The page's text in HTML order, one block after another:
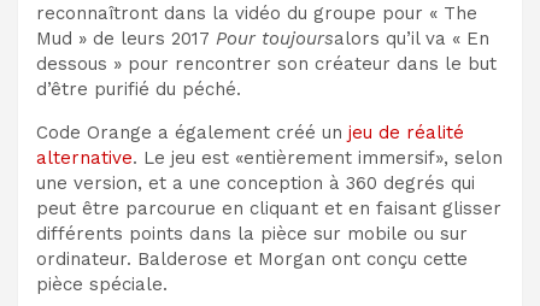
reconnaîtront dans la vidéo du groupe pour « The
Mud » de leurs 2017 Pour toujoursalors qu’il va « En
dessous » pour rencontrer son créateur dans le but
d’être purifié du péché.
Code Orange a également créé un jeu de réalité
alternative. Le jeu est «entièrement immersif», selon
une version, et a une conception à 360 degrés qui
peut être parcourue en cliquant et en faisant glisser
différents points dans la pièce sur mobile ou sur
ordinateur. Balderose et Morgan ont conçu cette
pièce spéciale.